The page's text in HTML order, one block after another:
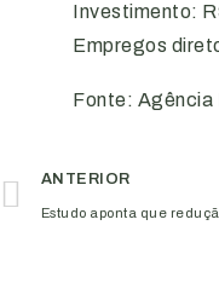
Investimento:
Empregos
Fonte: Agência
ANTERIOR